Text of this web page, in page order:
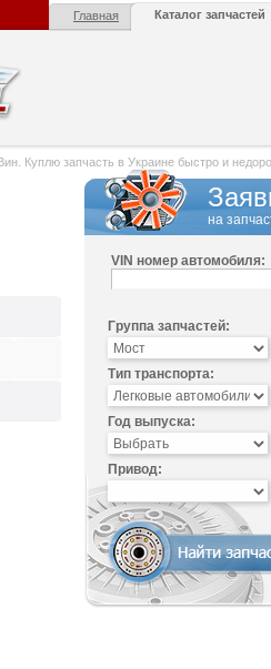
Главная Каталог запчастей
Куплю запчасть в Украине быстро и
на
VIN номер автомобиля:
Группа запчастей:
Тип транспорта:
Год выпуска:
Привод: